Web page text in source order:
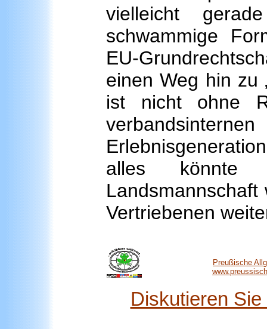
vielleicht
schwammige
EU-
einen Weg hin zu
ist nicht ohne
alles könnte
Vertriebenen
Preußische
Diskutieren